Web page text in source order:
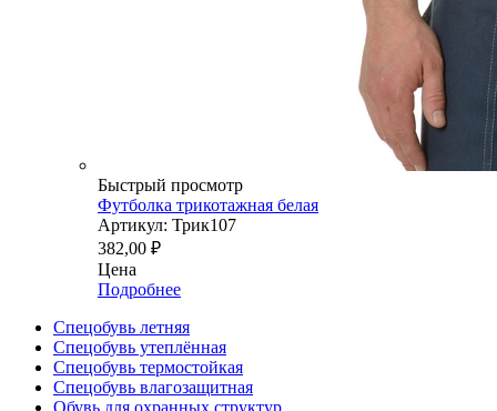
Быстрый просмотр
Футболка трикотажная белая
Артикул: Трик107
382,00 ₽
Цена
Подробнее
Спецобувь летняя
Спецобувь утеплённая
Спецобувь термостойкая
Спецобувь влагозащитная
Обувь для охранных структур